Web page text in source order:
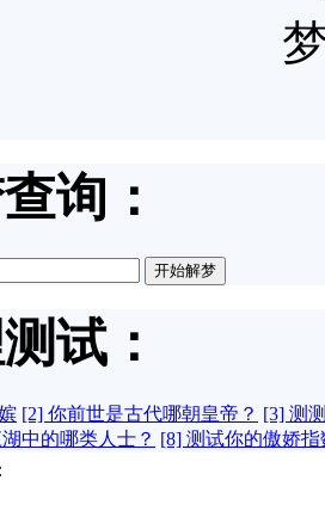
询：
试：
[2] 你前世是古代哪朝皇帝？ [3] 测
中的哪类人士？ [8] 测试你的傲娇指